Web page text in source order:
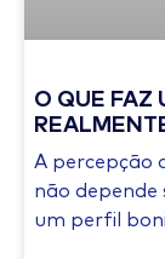
O QUE FAZ
A percepção
não depende
um perfil